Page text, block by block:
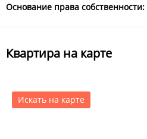
Основание права собственности:
Квартира на карте
Искать на карте